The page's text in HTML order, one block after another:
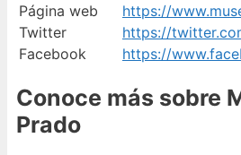
Página web
Twitter
Facebook
Conoce más sobre
Prado